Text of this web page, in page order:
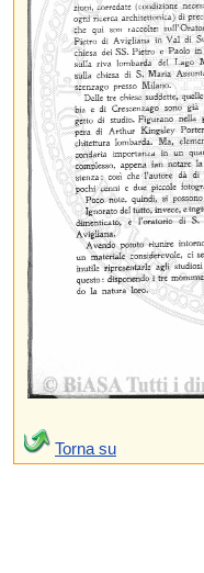
Torna su